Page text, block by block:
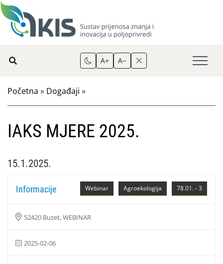
A+ A−
Početna » Događaji »
IAKS MJERE 2025.
15.1.2025.
78.01. - 3
Agroekologija
Webinar
Informacije
52420 Buzet, WEBINAR
2025-02-06